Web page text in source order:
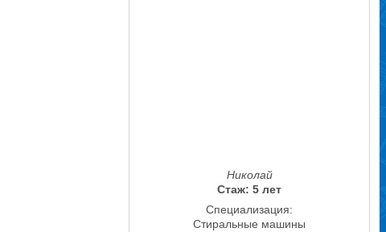
Николай
Стаж: 5 лет
Специализация:
Стиральные машины